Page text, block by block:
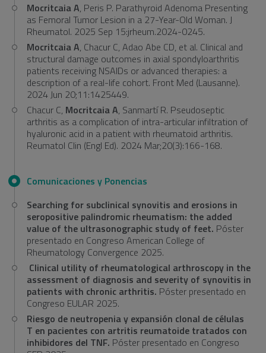
Mocritcaia A, Peris P. Parathyroid Adenoma Presenting
as Femoral Tumor Lesion in a 27-Year-Old Woman. J
Rheumatol. 2025 Sep 15:jrheum.2024-0245.
Mocritcaia A, Chacur C, Adao Abe CD, et al. Clinical and
structural damage outcomes in axial spondyloarthritis
patients receiving NSAIDs or advanced therapies: a
description of a real-life cohort. Front Med (Lausanne).
2024 Jun 20;11:1425449.
Chacur C, Mocritcaia A, Sanmartí R. Pseudoseptic
arthritis as a complication of intra-articular infiltration of
hyaluronic acid in a patient with rheumatoid arthritis.
Reumatol Clin (Engl Ed). 2024 Mar;20(3):166-168.
Comunicaciones y Ponencias
Searching for subclinical synovitis and erosions in
seropositive palindromic rheumatism: the added
value of the ultrasonographic study of feet. Póster
presentado en Congreso American College of
Rheumatology Convergence 2025.
Clinical utility of rheumatological arthroscopy in the
assessment of diagnosis and severity of synovitis in
patients with chronic arthritis. Póster presentado en
Congreso EULAR 2025.
Riesgo de neutropenia y expansión clonal de células
T en pacientes con artritis reumatoide tratados con
inhibidores del TNF. Póster presentado en Congreso